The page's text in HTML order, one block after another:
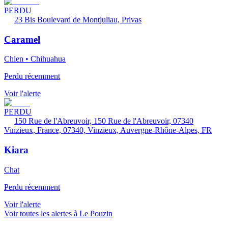
PERDU
23 Bis Boulevard de Montjuliau, Privas
Caramel
Chien • Chihuahua
Perdu récemment
Voir l'alerte
PERDU
150 Rue de l'Abreuvoir, 150 Rue de l'Abreuvoir, 07340
Vinzieux, France, 07340, Vinzieux, Auvergne-Rhône-Alpes, FR
Kiara
Chat
Perdu récemment
Voir l'alerte
Voir toutes les alertes à Le Pouzin